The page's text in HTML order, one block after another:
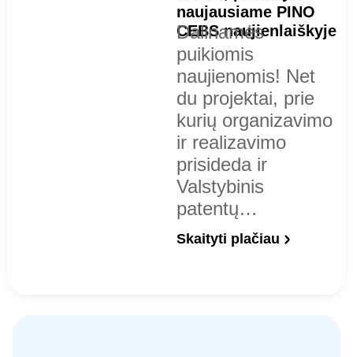
naujausiame PINO
CEBS naujienlaiškyje
Dalinamės
puikiomis
naujienomis! Net
du projektai, prie
kurių organizavimo
ir realizavimo
prisideda ir
Valstybinis
patentų…
Skaityti plačiau